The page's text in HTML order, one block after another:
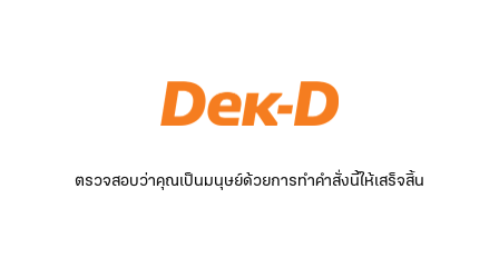
ตรวจสอบว่าคุณเป็นมนุษย์ด้วยการทำคำสั่งนี้ให้เสร็จสิ้น